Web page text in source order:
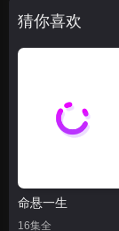
25
31
34
猜你喜欢
命悬一生
16集全